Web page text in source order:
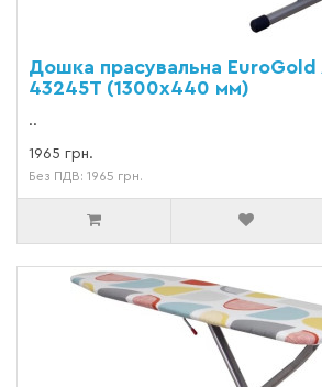
Дошка прасувальна EuroGold
43245T (1300х440 мм)
..
1965 грн.
Без ПДВ: 1965 грн.